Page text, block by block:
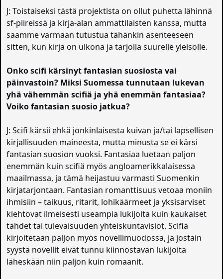
J: Toistaiseksi tästä projektista on ollut puhetta lähinnä
sf-piireissä ja kirja-alan ammattilaisten kanssa, mutta
saamme varmaan tutustua tähänkin asenteeseen
sitten, kun kirja on ulkona ja tarjolla suurelle yleisölle.
Onko scifi kärsinyt fantasian suosiosta vai
päinvastoin? Miksi Suomessa tunnutaan lukevan
yhä vähemmän scifiä ja yhä enemmän fantasiaa?
Voiko fantasian suosio jatkua?
J: Scifi kärsii ehkä jonkinlaisesta kuivan ja/tai lapsellisen
kirjallisuuden maineesta, mutta minusta se ei kärsi
fantasian suosion vuoksi. Fantasiaa luetaan paljon
enemmän kuin scifiä myös angloamerikkalaisessa
maailmassa, ja tämä heijastuu varmasti Suomenkin
kirjatarjontaan. Fantasian romanttisuus vetoaa moniin
ihmisiin – taikuus, ritarit, lohikäärmeet ja yksisarviset
kiehtovat ilmeisesti useampia lukijoita kuin kaukaiset
tähdet tai tulevaisuuden yhteiskuntavisiot. Scifiä
kirjoitetaan paljon myös novellimuodossa, ja jostain
syystä novellit eivät tunnu kiinnostavan lukijoita
läheskään niin paljon kuin romaanit.